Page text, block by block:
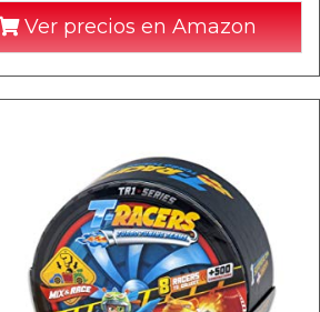
Ver precios en Amazon